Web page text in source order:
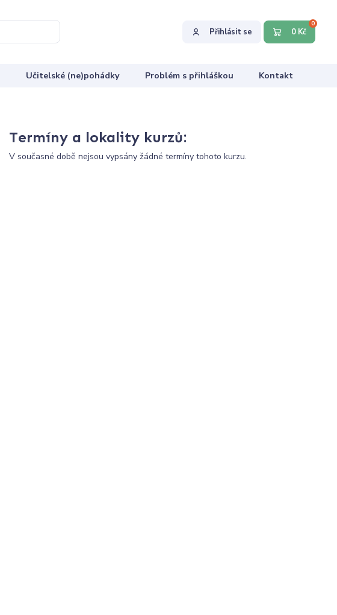
Přihlásit se 0 Kč
0
Učitelské (ne)pohádky Problém s přihláškou Kontakt
Termíny a lokality kurzů:
V současné době nejsou vypsány žádné termíny tohoto kurzu.